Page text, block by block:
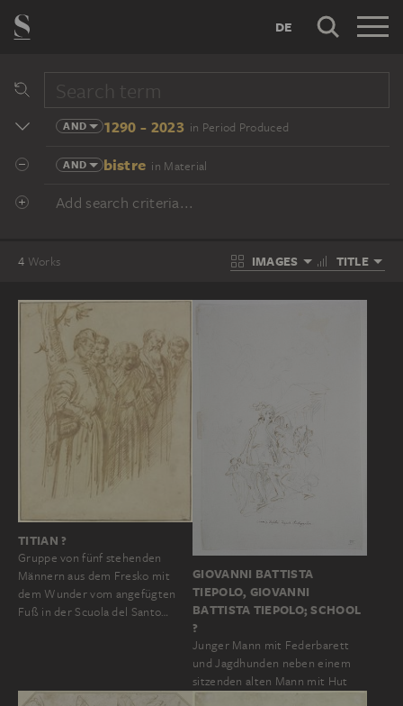
DE
AND 1290 - 2023 in Period Produced
AND bistre in Material
Add search criteria...
4 Works IMAGES TITLE
TITIAN ?
Gruppe von fünf stehenden
Männern aus dem Fresko mit
dem Wunder vom angefügten
Fuß in der Scuola del Santo…
GIOVANNI BATTISTA
TIEPOLO, GIOVANNI
BATTISTA TIEPOLO; SCHOOL
?
Junger Mann mit Federbarett
und Jagdhunden neben einem
sitzenden alten Mann mit Hut